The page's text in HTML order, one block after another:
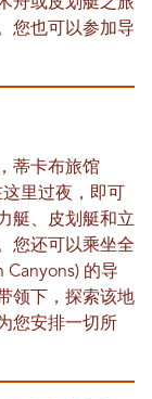
您也可以参加导
蒂卡布旅馆
里过夜，即可
艇、皮划艇和立
您还可以乘坐全
Canyons) 的导
领下，探索该地
您安排一切所